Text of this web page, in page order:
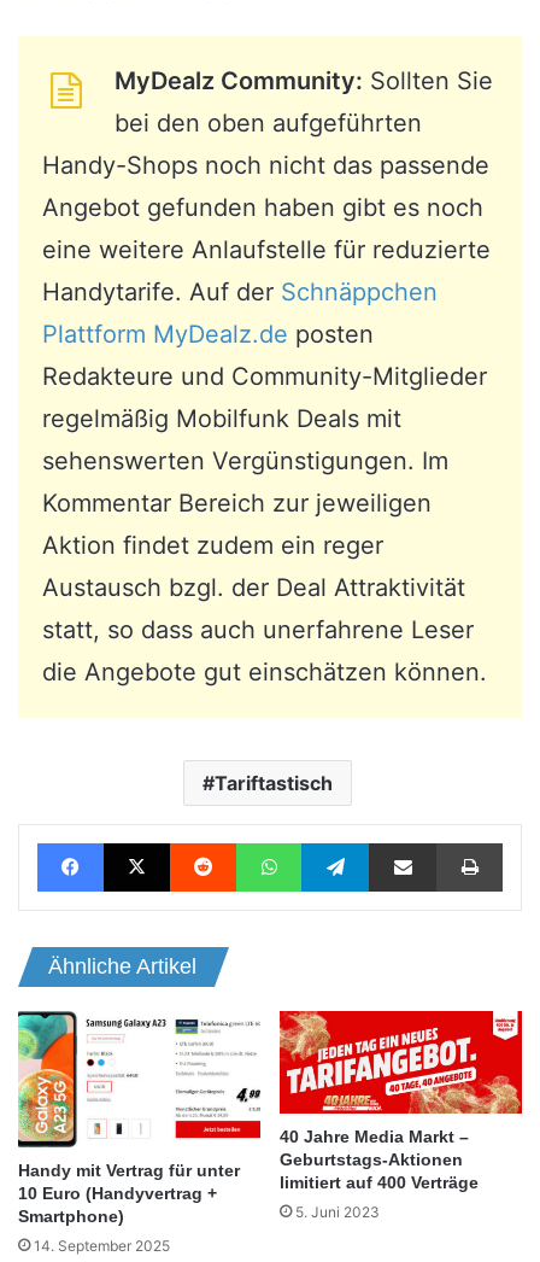
MyDealz Community: Sollten Sie
bei den oben aufgeführten
Handy-Shops noch nicht das passende
Angebot gefunden haben gibt es noch
eine weitere Anlaufstelle für reduzierte
Handytarife. Auf der Schnäppchen
Plattform MyDealz.de posten
Redakteure und Community-Mitglieder
regelmäßig Mobilfunk Deals mit
sehenswerten Vergünstigungen. Im
Kommentar Bereich zur jeweiligen
Aktion findet zudem ein reger
Austausch bzgl. der Deal Attraktivität
statt, so dass auch unerfahrene Leser
die Angebote gut einschätzen können.
Tariftastisch
Facebook X Reddit WhatsApp Telegram Teile per E-Mail
Ähnliche Artikel
Handy mit Vertrag für unter
10 Euro (Handyvertrag +
Smartphone)
14. September 2025
40 Jahre Media Markt –
Geburtstags-Aktionen
limitiert auf 400 Verträge
5. Juni 2023